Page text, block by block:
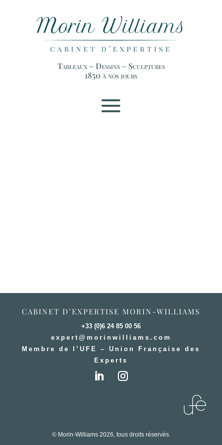
Tableaux – Dessins – Sculptures
1850 à nos jours
CABINET D’EXPERTISE MORIN-WILLIAMS
+33 (0)6 24 85 00 56
expert@morinwilliams.com
Membre de l’UFE – Union Française des
Experts
© Morin-Williams 2026, tous droits réservés.